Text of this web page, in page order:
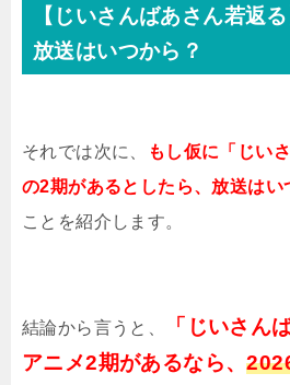
【じいさんばあさん若返
放送はいつから？
それでは次に、
もし仮に「じい
の2期があるとしたら、放送はい
ことを紹介します。
結論から言うと、
「じいさん
アニメ2期があるなら、